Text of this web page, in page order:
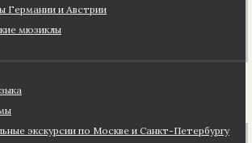
Германии и Австрии
мюзиклы
экскурсии по Москве и Санкт-Петербургу